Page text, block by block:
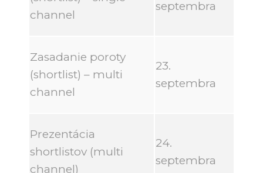
channel
septembra
Zasadanie poroty
(shortlist) – multi
channel
23.
septembra
Prezentácia
shortlistov (multi
channel)
24.
septembra